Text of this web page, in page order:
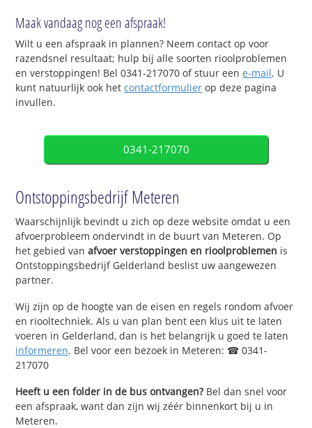
Maak vandaag nog een afspraak!
Wilt u een afspraak in plannen? Neem contact op voor
razendsnel resultaat; hulp bij alle soorten rioolproblemen
en verstoppingen! Bel 0341-217070 of stuur eene-mail. U
kunt natuurlijk ook hetcontactformulier op deze pagina
invullen.
0341-217070
Ontstoppingsbedrijf Meteren
Waarschijnlijk bevindt u zich op deze website omdat u een
afvoerprobleem ondervindt in de buurt van Meteren. Op
het gebied vanafvoer verstoppingen en rioolproblemen is
Ontstoppingsbedrijf Gelderland beslist uw aangewezen
partner.
Wij zijn op de hoogte van de eisen en regels rondom afvoer
en riooltechniek. Als u van plan bent een klus uit te laten
voeren in Gelderland, dan is het belangrijk u goed te laten
informeren. Bel voor een bezoek in Meteren: ☎ 0341-
217070
Heeft u een folder in de bus ontvangen?Bel dan snel voor
een afspraak, want dan zijn wij zéér binnenkort bij u in
Meteren.